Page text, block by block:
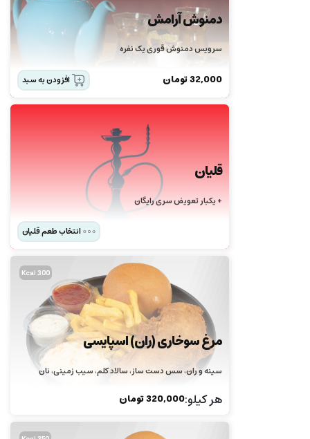
دمنوش آرامش
سرویس دمنوش قوری یک نفره
32,000تومان افزودن به سبد
قلیان
+ یکبار تعویض سری رایگان
انتخاب طعم قلیان
300 Kcal
مرغ سوخاری (ران) اسپایسی
سینه و ران، سس دست ساز، سالاد کلم، سیب زمینی، نان
هر کیلو:
320,000تومان